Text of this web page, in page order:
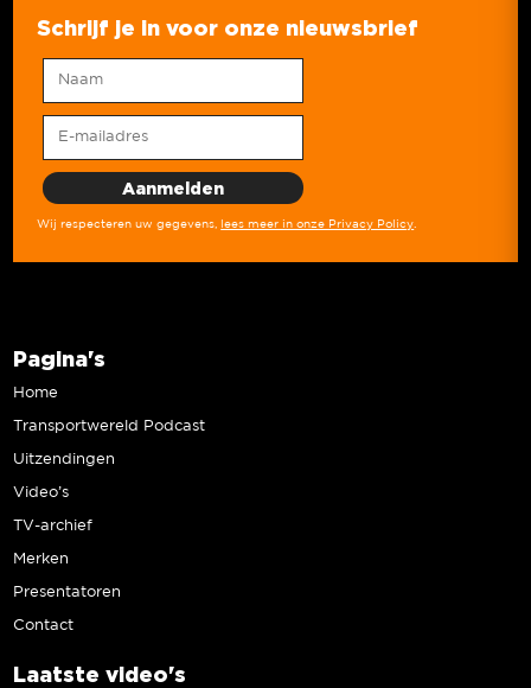
Schrijf je in voor onze nieuwsbrief
Wij respecteren uw gegevens, lees meer in onze Privacy Policy.
Pagina's
Home
Transportwereld Podcast
Uitzendingen
Video’s
TV-archief
Merken
Presentatoren
Contact
Laatste video's